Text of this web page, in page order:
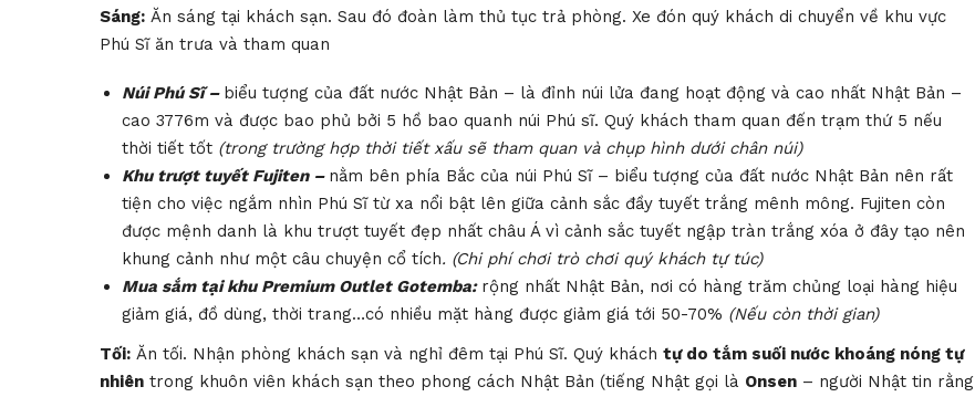
Sáng: Ăn sáng tại khách sạn. Sau đó đoàn làm thủ tục trả phòng. Xe đón quý khách di chuyển về khu vực
Phú Sĩ ăn trưa và tham quan
Núi Phú Sĩ – biểu tượng của đất nước Nhật Bản – là đỉnh núi lửa đang hoạt động và cao nhất Nhật Bản –
cao 3776m và được bao phủ bởi 5 hồ bao quanh núi Phú sĩ. Quý khách tham quan đến trạm thứ 5 nếu
thời tiết tốt (trong trường hợp thời tiết xấu sẽ tham quan và chụp hình dưới chân núi)
Khu trượt tuyết Fujiten – nằm bên phía Bắc của núi Phú Sĩ – biểu tượng của đất nước Nhật Bản nên rất
tiện cho việc ngắm nhìn Phú Sĩ từ xa nổi bật lên giữa cảnh sắc đầy tuyết trắng mênh mông. Fujiten còn
được mệnh danh là khu trượt tuyết đẹp nhất châu Á vì cảnh sắc tuyết ngập tràn trắng xóa ở đây tạo nên
khung cảnh như một câu chuyện cổ tích. (Chi phí chơi trò chơi quý khách tự túc)
Mua sắm tại khu Premium Outlet Gotemba: rộng nhất Nhật Bản, nơi có hàng trăm chủng loại hàng hiệu
giảm giá, đồ dùng, thời trang…có nhiều mặt hàng được giảm giá tới 50-70% (Nếu còn thời gian)
Tối: Ăn tối. Nhận phòng khách sạn và nghỉ đêm tại Phú Sĩ. Quý khách tự do tắm suối nước khoáng nóng tự
nhiên trong khuôn viên khách sạn theo phong cách Nhật Bản (tiếng Nhật gọi là Onsen – người Nhật tin rằng